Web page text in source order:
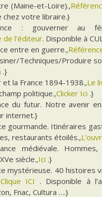
(Maine-et-Loire).,
chez votre libraire.}
: gouverner au
de l’éditeur. Disponible à
entre en guerre.,
Techniques/Produire
.}
la France 1894-1938.,Le
politique.,Clicker Ici .}
du futur. Notre avenir
internet.}
gourmande. Itinéraires
restaurants étoilés.,
médiévale.
siècle.,Ici .}
mystérieuse. 40 histoires
Clique ICI . Disponible à
Fnac, Cultura ….}